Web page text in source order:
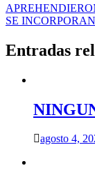
Navegación
de
entradas
SE
Entradas
agosto 4,